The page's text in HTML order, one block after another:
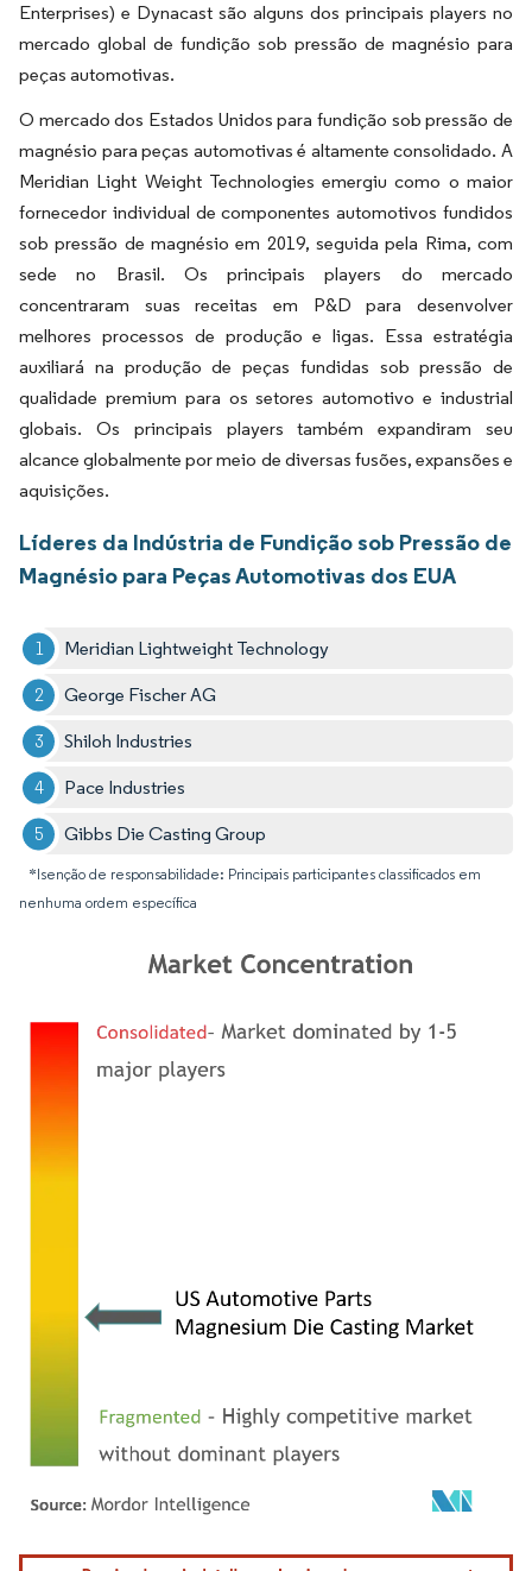
Enterprises) e Dynacast são alguns dos principais players no
mercado global de fundição sob pressão de magnésio para
peças automotivas.
O mercado dos Estados Unidos para fundição sob pressão de
magnésio para peças automotivas é altamente consolidado. A
Meridian Light Weight Technologies emergiu como o maior
fornecedor individual de componentes automotivos fundidos
sob pressão de magnésio em 2019, seguida pela Rima, com
sede no Brasil. Os principais players do mercado
concentraram suas receitas em P&D para desenvolver
melhores processos de produção e ligas. Essa estratégia
auxiliará na produção de peças fundidas sob pressão de
qualidade premium para os setores automotivo e industrial
globais. Os principais players também expandiram seu
alcance globalmente por meio de diversas fusões, expansões e
aquisições.
Líderes da Indústria de Fundição sob Pressão de
Magnésio para Peças Automotivas dos EUA
Meridian Lightweight Technology
George Fischer AG
Shiloh Industries
Pace Industries
Gibbs Die Casting Group
*Isenção de responsabilidade: Principais participantes classificados em
nenhuma ordem específica
Imagem © Mordor Intelligence. O reuso requer atribuição conforme CC BY 4.0.